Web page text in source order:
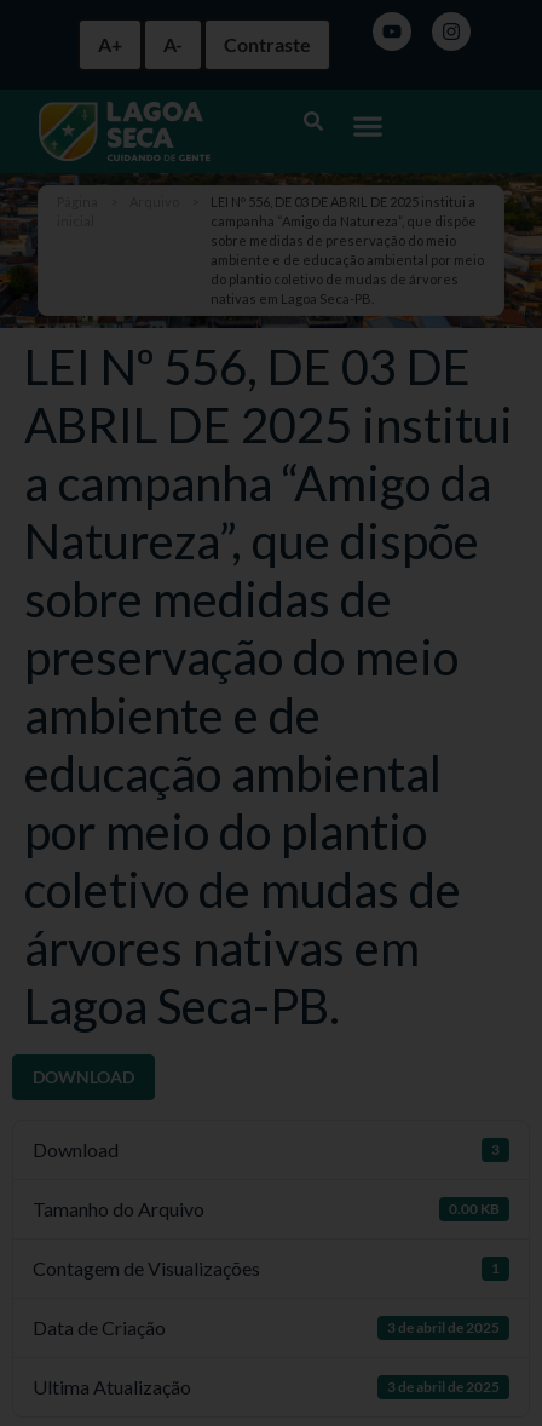
A+ A- Contraste
LEI Nº 556, DE 03 DE ABRIL DE 2025 institui a
campanha “Amigo da Natureza”, que dispõe
sobre medidas de preservação do meio
ambiente e de educação ambiental por meio
do plantio coletivo de mudas de árvores
nativas em Lagoa Seca-PB.
LEI Nº 556, DE 03 DE
ABRIL DE 2025 institui
a campanha “Amigo da
Natureza”, que dispõe
sobre medidas de
preservação do meio
ambiente e de
educação ambiental
por meio do plantio
coletivo de mudas de
árvores nativas em
Lagoa Seca-PB.
DOWNLOAD
Download 3
Tamanho do Arquivo 0.00 KB
Contagem de Visualizações 1
Data de Criação 3 de abril de 2025
Ultima Atualização 3 de abril de 2025